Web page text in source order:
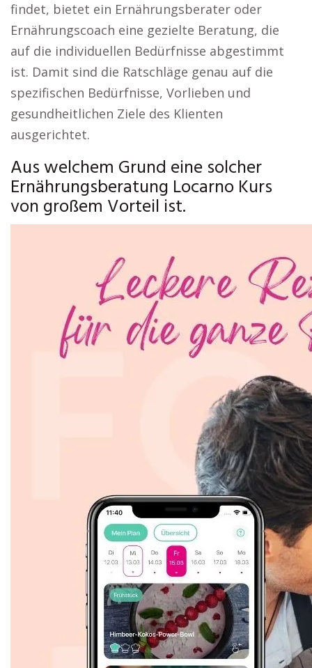
findet, bietet ein Ernährungsberater oder
Ernährungscoach eine gezielte Beratung, die
auf die individuellen Bedürfnisse abgestimmt
ist. Damit sind die Ratschläge genau auf die
spezifischen Bedürfnisse, Vorlieben und
gesundheitlichen Ziele des Klienten
ausgerichtet.
Aus welchem Grund eine solcher
Ernährungsberatung Locarno Kurs
von großem Vorteil ist.